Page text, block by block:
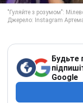
Будьте
Google